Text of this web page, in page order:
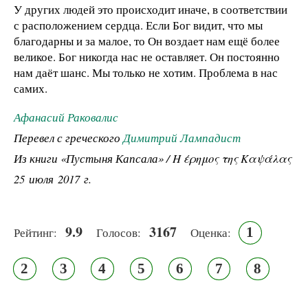
У других людей это происходит иначе, в соответствии
с расположением сердца. Если Бог видит, что мы
благодарны и за малое, то Он воздает нам ещё более
великое. Бог никогда нас не оставляет. Он постоянно
нам даёт шанс. Мы только не хотим. Проблема в нас
самих.
Афанасий Раковалис
Перевел с греческогоДимитрий Лампадист
Из книги «Пустыня Капсала» / Η έρημος της Καψάλας
25 июля 2017 г.
Рейтинг: 9.9 Голосов: 3167 Оценка: 1
2 3 4 5 6 7 8